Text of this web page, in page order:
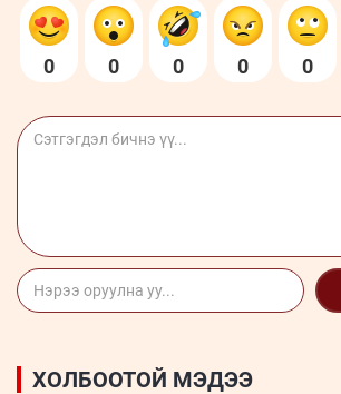
0 0 0 0 0
ХОЛБООТОЙ МЭДЭЭ